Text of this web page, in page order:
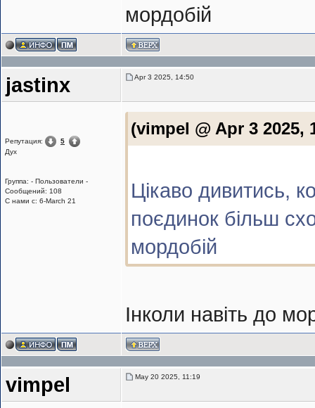
мордобій
jastinx Apr 3 2025, 14:50
Репутация:
5
Дух
Группа: - Пользователи -
Сообщений: 108
С нами с: 6-March 21
(vimpel @ Apr 3 2025,
Цікаво дивитись,
поєдинок більш
мордобій
Інколи навіть до
vimpel May 20 2025, 11:19